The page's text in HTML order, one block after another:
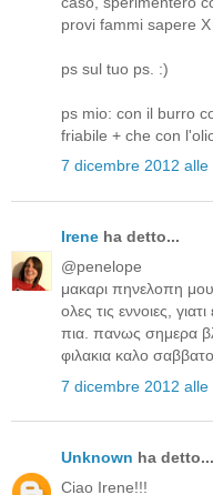
provi fammi sapere X
ps sul tuo ps. :)
ps mio: con il burro
friabile + che con
7 dicembre 2012 alle
Irene ha detto...
@penelope
μακαρι πηνελοπη
ολες τις εννοιες,
πια. πανως σημερα
φιλακια καλο
7 dicembre 2012
Unknown ha detto...
Ciao Irene!!!